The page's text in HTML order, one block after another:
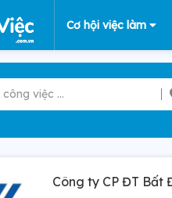
Cơ hội việc làm
Công ty CP ĐT Bất